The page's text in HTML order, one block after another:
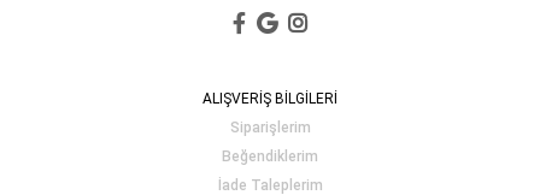
ALIŞVERİŞ BİLGİLERİ
Siparişlerim
Beğendiklerim
İade Taleplerim